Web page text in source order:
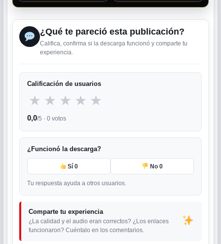
¿Qué te pareció esta publicación?
Califica, confirma si la descarga funcionó y comparte tu
experiencia.
Calificación de usuarios
★ ★ ★ ★ ★
0,0/5 · 0 votos
¿Funcionó la descarga?
Sí0 No 0
Tu respuesta ayuda a otros usuarios.
Comparte tu experiencia
¿La calidad y el audio eran correctos? ¿Los enlaces
funcionaron? Cuéntalo en los comentarios.